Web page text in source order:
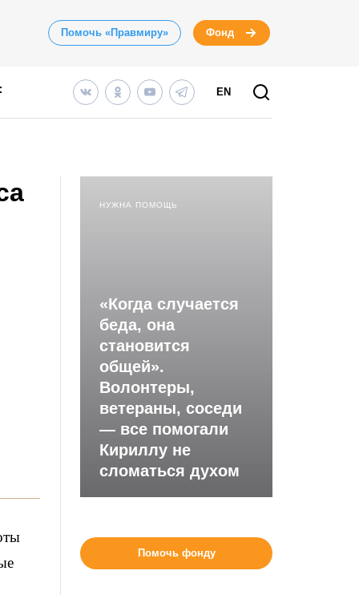
Помочь «Правмиру» Фонд
EN
НУЖНА ПОМОЩЬ
«Когда случается
беда, она
становится
общей».
Волонтеры,
ветераны, соседи
— все помогали
Кириллу не
сломаться духом
Помочь фонду